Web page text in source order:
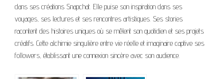
dans ses créations Snapchat. Elle puise son inspiration dans ses
voyages, ses lectures et ses rencontres artistiques. Ses stories
racontent des histoires uniques où se mêlent son quotidien et ses projets
créatifs. Cette alchimie singulière entre vie réelle et imaginaire captive ses
followers, établissant une connexion sincère avec son audience.